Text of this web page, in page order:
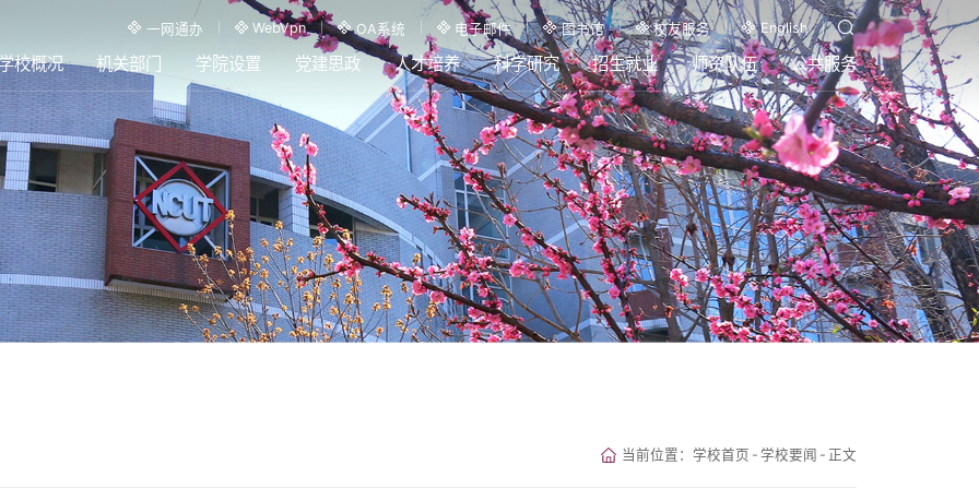
一网通办 WebVpn OA系统 电子邮件 图书馆 校友服务 English
校概况 机关部门 学院设置 党建思政 人才培养 科学研究 招生就业 师资队伍 公共服务
当前位置： 学校首页 - 学校要闻 - 正文